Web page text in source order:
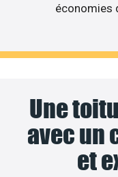
économies
Une
avec un
et